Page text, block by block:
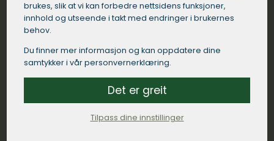
Kontrakt:
detaljert skriftlig kontrakt som spesifiserer
arbeidet som skal utføres, materialer som skal
brukes, tidsrammer og betalingsbetingelser.
brukes, slik at vi kan forbedre nettsidens funksjoner,
innhold og utseende i takt med endringer i brukernes
behov.
Du finner mer informasjon og kan oppdatere dine
samtykker i vår personvernerklæring.
Det er greit
Tilpass dine innstillinger